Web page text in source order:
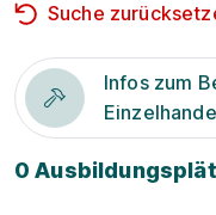
Suche
Infos zum
0